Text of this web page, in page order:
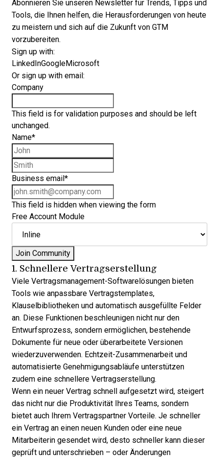
Abonnieren Sie unseren Newsletter für Trends, Tipps und
Tools, die Ihnen helfen, die Herausforderungen von heute
zu meistern und sich auf die Zukunft von GTM
vorzubereiten.
Sign up with:
LinkedInGoogleMicrosoft
Or sign up with email:
Company
This field is for validation purposes and should be left
unchanged.
Name*
Business email *
This field is hidden when viewing the form
Free Account Module
1. Schnellere Vertragserstellung
Viele Vertragsmanagement-Softwarelösungen bieten
Tools wie anpassbare Vertragstemplates,
Klauselbibliotheken und automatisch ausgefüllte Felder
an. Diese Funktionen beschleunigen nicht nur den
Entwurfsprozess, sondern ermöglichen, bestehende
Dokumente für neue oder überarbeitete Versionen
wiederzuverwenden. Echtzeit-Zusammenarbeit und
automatisierte Genehmigungsabläufe unterstützen
zudem eine schnellere Vertragserstellung.
Wenn ein neuer Vertrag schnell aufgesetzt wird, steigert
das nicht nur die Produktivität Ihres Teams, sondern
bietet auch Ihrem Vertragspartner Vorteile. Je schneller
ein Vertrag an einen neuen Kunden oder eine neue
Mitarbeiterin gesendet wird, desto schneller kann dieser
geprüft und unterschrieben – oder Änderungen